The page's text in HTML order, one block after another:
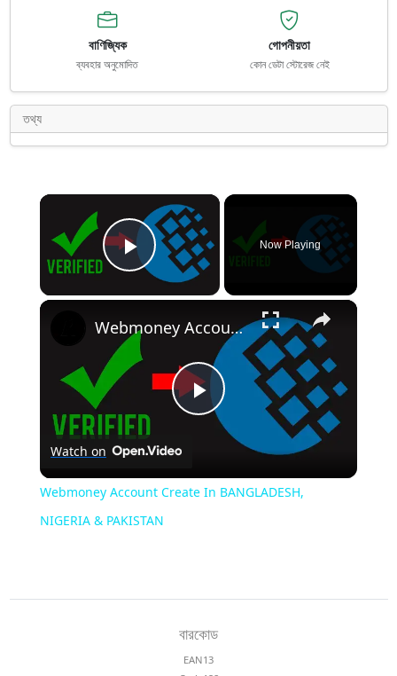
বাণিজ্যিক
ব্যবহার অনুমোদিত
গোপনীয়তা
কোন ডেটা স্টোরেজ নেই
তথ্য
×
Play Video
Now Playing
×
Play
Webmoney Account Create In BANGLADESH, NIGERIA & PAKISTAN
Watch on
Webmoney Account Create In BANGLADESH,
NIGERIA & PAKISTAN
বারকোড
EAN13